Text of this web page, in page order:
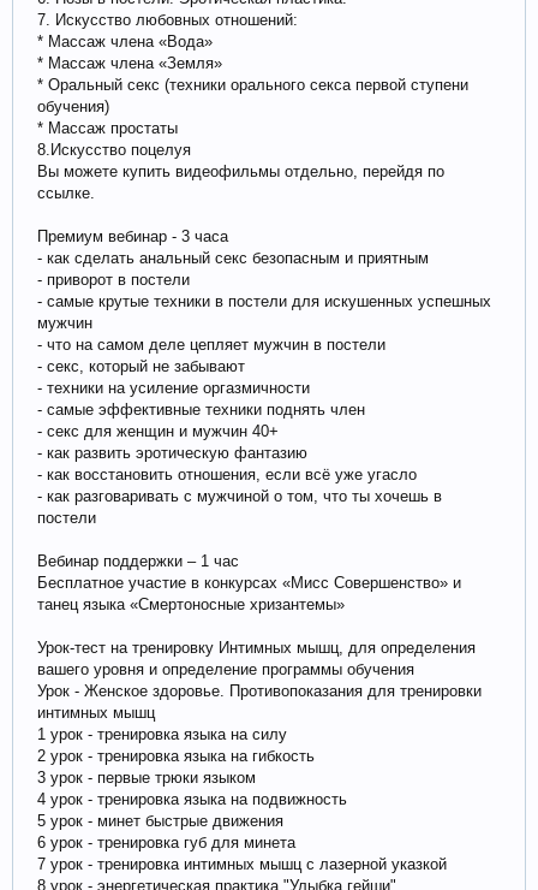
7. Искусство любовных отношений:
* Массаж члена «Вода»
* Массаж члена «Земля»
* Оральный секс (техники орального секса первой ступени
обучения)
* Массаж простаты
8.Искусство поцелуя
Вы можете купить видеофильмы отдельно, перейдя по
ссылке.
Премиум вебинар - 3 часа
- как сделать анальный секс безопасным и приятным
- приворот в постели
- самые крутые техники в постели для искушенных успешных
мужчин
- что на самом деле цепляет мужчин в постели
- секс, который не забывают
- техники на усиление оргазмичности
- самые эффективные техники поднять член
- секс для женщин и мужчин 40+
- как развить эротическую фантазию
- как восстановить отношения, если всё уже угасло
- как разговаривать с мужчиной о том, что ты хочешь в
постели
Вебинар поддержки – 1 час
Бесплатное участие в конкурсах «Мисс Совершенство» и
танец языка «Смертоносные хризантемы»
Урок-тест на тренировку Интимных мышц, для определения
вашего уровня и определение программы обучения
Урок - Женское здоровье. Противопоказания для тренировки
интимных мышц
1 урок - тренировка языка на силу
2 урок - тренировка языка на гибкость
3 урок - первые трюки языком
4 урок - тренировка языка на подвижность
5 урок - минет быстрые движения
6 урок - тренировка губ для минета
7 урок - тренировка интимных мышц с лазерной указкой
8 урок - энергетическая практика "Улыбка гейши"